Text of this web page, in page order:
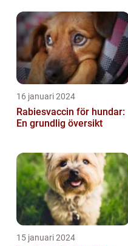
16 januari 2024
Rabiesvaccin för hundar:
En grundlig översikt
15 januari 2024